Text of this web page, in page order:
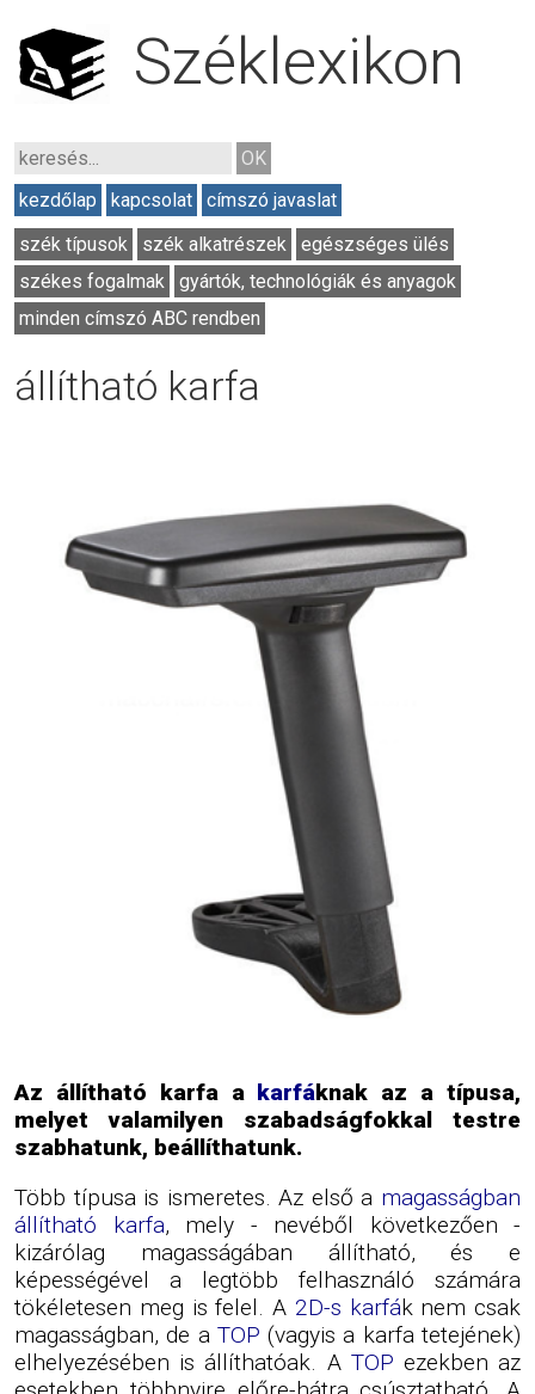
Széklexikon
kezdőlap kapcsolat
címszó javaslat
szék típusok
szék alkatrészek
egészséges ülés
székes fogalmak
gyártók, technológiák és anyagok
minden címszó ABC rendben
állítható karfa
Az állítható karfa a karfáknak az a típusa,
melyet valamilyen szabadságfokkal testre
szabhatunk, beállíthatunk.
Több típusa is ismeretes. Az első a magasságban
állítható karfa, mely - nevéből következően -
kizárólag magasságában állítható, és e
képességével a legtöbb felhasználó számára
tökéletesen meg is felel. A 2D-s karfák nem csak
magasságban, de a TOP (vagyis a karfa tetejének)
elhelyezésében is állíthatóak. A TOP ezekben az